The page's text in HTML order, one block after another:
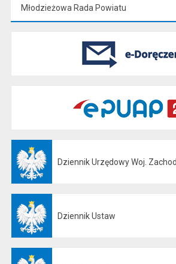
Młodzieżowa Rada Powiatu
Dziennik Urzędowy Woj.
Dziennik Ustaw